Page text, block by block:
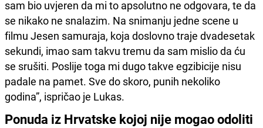
sam bio uvjeren da mi to apsolutno ne odgovara, te da
se nikako ne snalazim. Na snimanju jedne scene u
filmu Jesen samuraja, koja doslovno traje dvadesetak
sekundi, imao sam takvu tremu da sam mislio da ću
se srušiti. Poslije toga mi dugo takve egzibicije nisu
padale na pamet. Sve do skoro, punih nekoliko
godina”, ispričao je Lukas.
Ponuda iz Hrvatske kojoj nije mogao odoliti